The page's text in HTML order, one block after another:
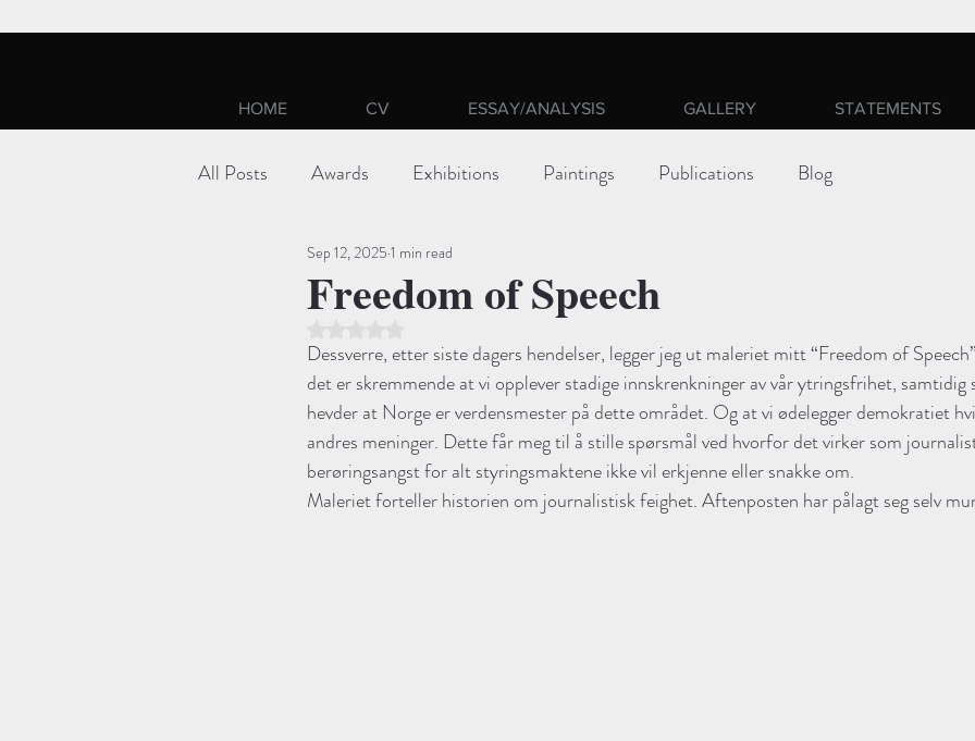
HOME CV ESSAY/ANALYSIS GALLERY STATEMENTS
All Posts Awards Exhibitions Paintings Publications Blog
Freedom of Speech
Sep 12, 2025 1 min read
Dessverre, etter siste dagers hendelser, legger jeg ut maleriet mitt “Freedom of
det er skremmende at vi opplever stadige innskrenkninger av vår ytringsfrihet,
hevder at Norge er verdensmester på dette området. Og at vi ødelegger demokratiet
andres meninger. Dette får meg til å stille spørsmål ved hvorfor det virker som
berøringsangst for alt styringsmaktene ikke vil erkjenne eller snakke om.
Maleriet forteller historien om journalistisk feighet. Aftenposten har pålagt seg selv